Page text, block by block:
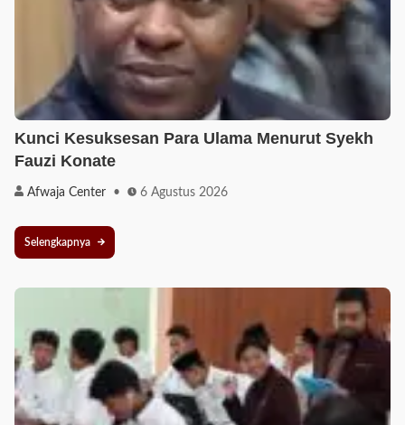
Kunci Kesuksesan Para Ulama Menurut Syekh
Fauzi Konate
Afwaja Center 6 Agustus 2026
Selengkapnya